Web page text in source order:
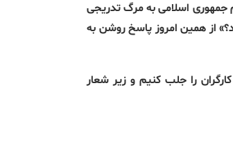
جمهوری اسلامی به مرگ تدریجی
از همین امروز پاسخ روشن به
را جلب کنیم و زیر شعار